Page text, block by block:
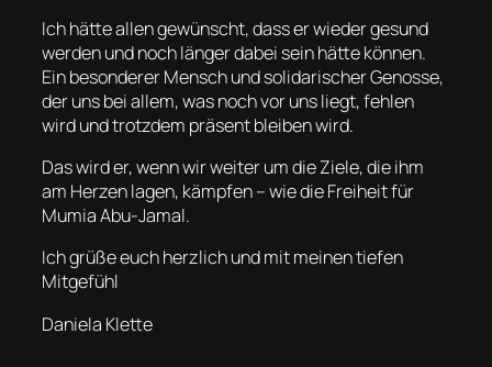
Ich hätte allen gewünscht, dass er wieder gesund
werden und noch länger dabei sein hätte können.
Ein besonderer Mensch und solidarischer Genosse,
der uns bei allem, was noch vor uns liegt, fehlen
wird und trotzdem präsent bleiben wird.
Das wird er, wenn wir weiter um die Ziele, die ihm
am Herzen lagen, kämpfen – wie die Freiheit für
Mumia Abu-Jamal.
Ich grüße euch herzlich und mit meinen tiefen
Mitgefühl
Daniela Klette